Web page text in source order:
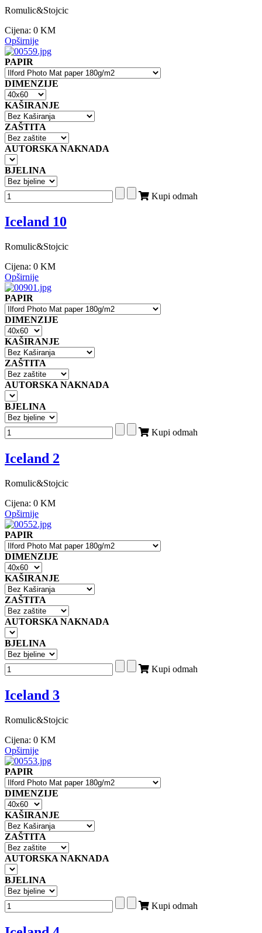
Romulic&Stojcic
Cijena: 0 KM
Opširnije
PAPIR
DIMENZIJE
KAŠIRANJE
ZAŠTITA
AUTORSKA NAKNADA
BJELINA
Kupi odmah
Iceland 10
Romulic&Stojcic
Cijena: 0 KM
Opširnije
PAPIR
DIMENZIJE
KAŠIRANJE
ZAŠTITA
AUTORSKA NAKNADA
BJELINA
Kupi odmah
Iceland 2
Romulic&Stojcic
Cijena: 0 KM
Opširnije
PAPIR
DIMENZIJE
KAŠIRANJE
ZAŠTITA
AUTORSKA NAKNADA
BJELINA
Kupi odmah
Iceland 3
Romulic&Stojcic
Cijena: 0 KM
Opširnije
PAPIR
DIMENZIJE
KAŠIRANJE
ZAŠTITA
AUTORSKA NAKNADA
BJELINA
Kupi odmah